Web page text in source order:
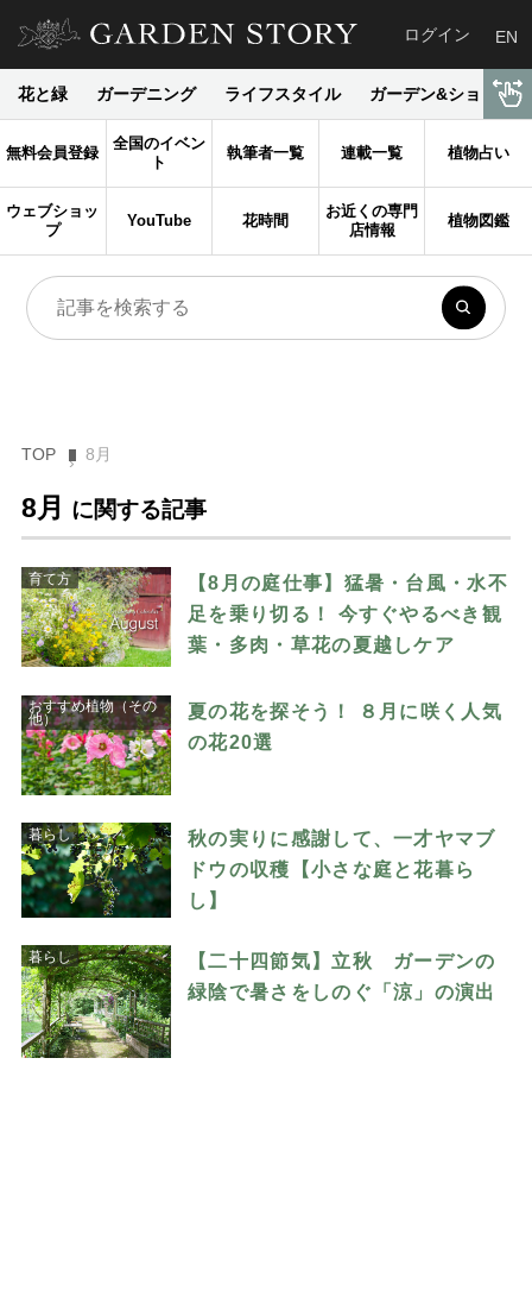
ログイン EN
花と緑 ガーデニング ライフスタイル ガーデン&ショップ
無料会員登録
全国のイベン
ト
執筆者一覧 連載一覧 植物占い
ウェブショッ
プ
YouTube 花時間
お近くの専門
店情報
植物図鑑
TOP 8月
8月 に関する記事
育て方
【8月の庭仕事】猛暑・台風・水不
足を乗り切る！ 今すぐやるべき観
葉・多肉・草花の夏越しケア
おすすめ植物（その
他）
夏の花を探そう！ ８月に咲く人気
の花20選
暮らし
秋の実りに感謝して、一才ヤマブ
ドウの収穫【小さな庭と花暮ら
し】
暮らし
【二十四節気】立秋 ガーデンの
緑陰で暑さをしのぐ「涼」の演出